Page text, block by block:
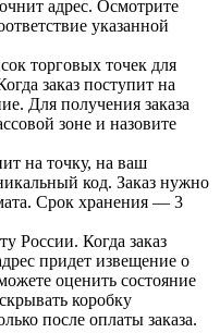
адрес. Осмотрите
указанной
торговых точек для
заказ поступит на
Для получения заказа
зоне и назовите
на точку, на ваш
код. Заказ нужно
Срок хранения — 3
России. Когда заказ
придет извещение о
оценить состояние
коробку
после оплаты заказа.